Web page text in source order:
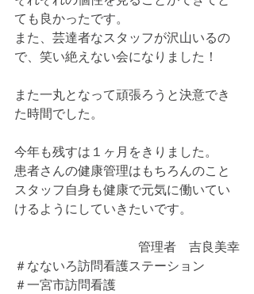
ても良かったです。
また、芸達者なスタッフが沢山いるの
で、笑い絶えない会になりました！
また一丸となって頑張ろうと決意でき
た時間でした。
今年も残すは１ヶ月をきりました。
患者さんの健康管理はもちろんのこと
スタッフ自身も健康で元気に働いてい
けるようにしていきたいです。
管理者　吉良美幸
＃なないろ訪問看護ステーション
＃一宮市訪問看護